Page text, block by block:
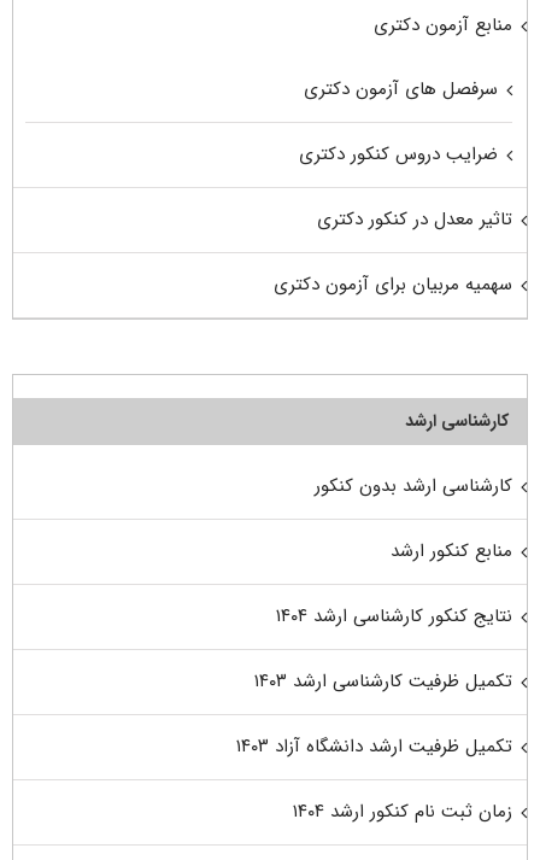
منابع آزمون دکتری
سرفصل های آزمون دکتری
ضرایب دروس کنکور دکتری
تاثیر معدل در کنکور دکتری
سهمیه مربیان برای آزمون دکتری
کارشناسی ارشد
کارشناسی ارشد بدون کنکور
منابع کنکور ارشد
نتایج کنکور کارشناسی ارشد ۱۴۰۴
تکمیل ظرفیت کارشناسی ارشد ۱۴۰۳
تکمیل ظرفیت ارشد دانشگاه آزاد ۱۴۰۳
زمان ثبت نام کنکور ارشد ۱۴۰۴